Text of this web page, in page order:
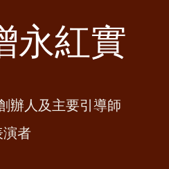
永紅實
辦人及主要引導師
演者